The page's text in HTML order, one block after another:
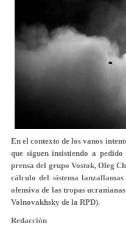
En el contexto de los vanos
que siguen insistiendo a
prensa del grupo Vostok,Oleg
cálculo del sistema
ofensiva de las tropas
Volnovakhsky de la RPD).
Redacción